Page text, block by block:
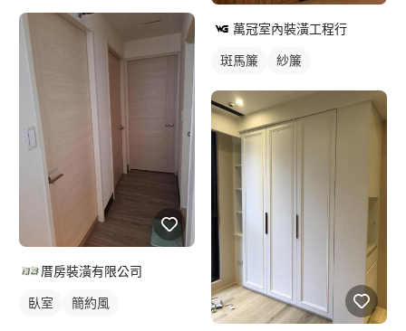
厝房裝潢有限公司
臥室 簡約風
萬冠室內裝潢工程行
斑馬簾 紗簾